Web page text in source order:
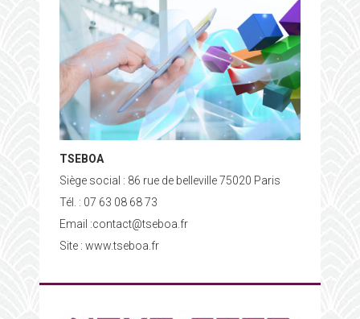
TSEBOA
Siège social : 86 rue de belleville 75020 Paris
Tél. : 07 63 08 68 73
Email :contact@tseboa.fr
Site : www.tseboa.fr